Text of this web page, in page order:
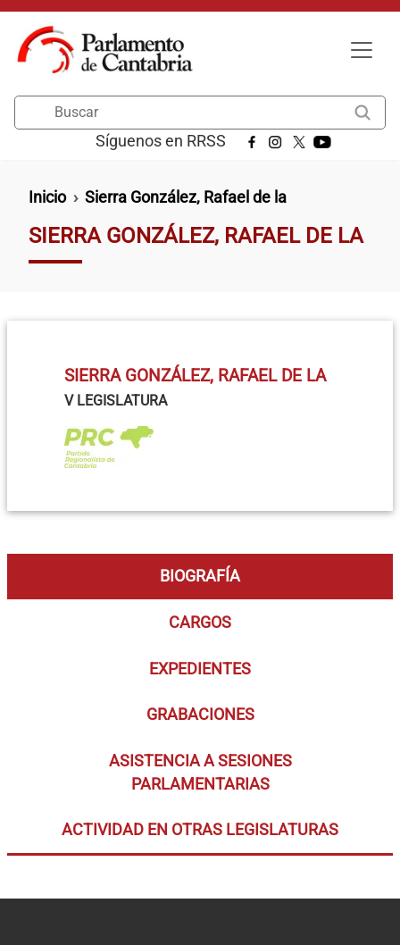
Pasar al contenido principal
Síguenos en RRSS
Ruta de navegación
Inicio Sierra González, Rafael de la
SIERRA GONZÁLEZ, RAFAEL DE LA
SIERRA GONZÁLEZ, RAFAEL DE LA
V LEGISLATURA
BIOGRAFÍA
CARGOS
EXPEDIENTES
GRABACIONES
ASISTENCIA A SESIONES
PARLAMENTARIAS
ACTIVIDAD EN OTRAS LEGISLATURAS